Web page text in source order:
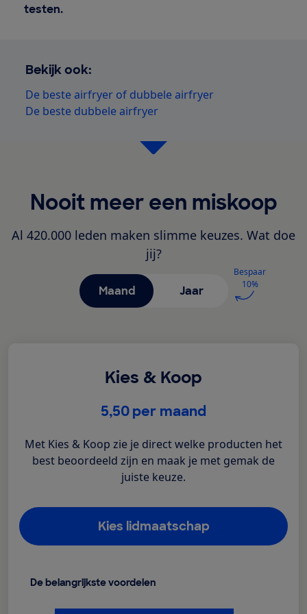
testen.
Bekijk ook:
De beste airfryer of dubbele airfryer
De beste dubbele airfryer
Nooit meer een miskoop
Al 420.000 leden maken slimme keuzes. Wat doe
jij?
Maand Jaar
Bespaar
10%
Kies & Koop
€
5,50per maand
Met Kies & Koop zie je direct welke producten het
best beoordeeld zijn en maak je met gemak de
juiste keuze.
Kies lidmaatschap
De belangrijkste voordelen